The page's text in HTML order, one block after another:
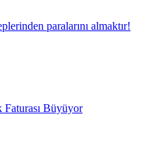
paralarını almaktır!
Faturası Büyüyor